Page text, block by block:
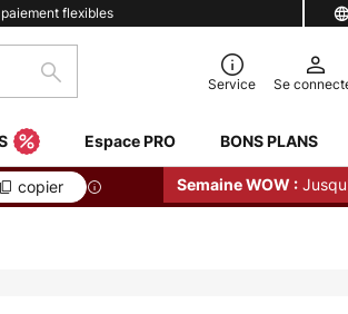
flexibles
Rechercher Service Se
Espace PRO BONS PLANS
copier Semaine WOW :